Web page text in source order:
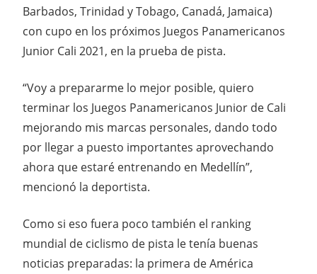
Barbados, Trinidad y Tobago, Canadá, Jamaica)
con cupo en los próximos Juegos Panamericanos
Junior Cali 2021, en la prueba de pista.
“Voy a prepararme lo mejor posible, quiero
terminar los Juegos Panamericanos Junior de Cali
mejorando mis marcas personales, dando todo
por llegar a puesto importantes aprovechando
ahora que estaré entrenando en Medellín”,
mencionó la deportista.
Como si eso fuera poco también el ranking
mundial de ciclismo de pista le tenía buenas
noticias preparadas: la primera de América